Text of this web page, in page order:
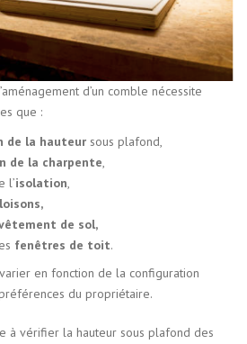
d’un comble nécessite
que :
de la hauteursous plafond,
de la charpente,
l’isolation,
de sol,
fenêtres de toit.
en fonction de la configuration
du propriétaire.
à vérifier la hauteur sous plafond des